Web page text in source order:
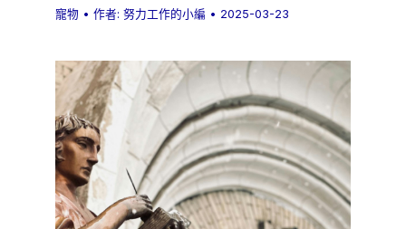
寵物 • 作者:努力工作的小編 • 2025-03-23